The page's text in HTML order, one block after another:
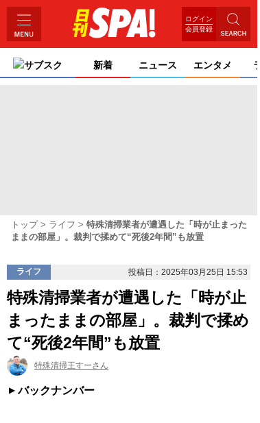
ログイン
会員登録
サブスク 新着 ニュース エンタメ
トップ ライフ
特殊清掃業者が遭遇した「時が止まった
ままの部屋」。裁判で揉めて“死後2年間”も放置
ライフ 投稿日：2025年03月25日 15:53
特殊清掃業者が遭遇した「時が止
まったままの部屋」。裁判で揉め
て“死後2年間”も放置
特殊清掃王すーさん
バックナンバー